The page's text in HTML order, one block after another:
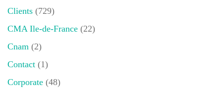
Clients (729)
CMA Ile-de-France (22)
Cnam (2)
Contact (1)
Corporate (48)